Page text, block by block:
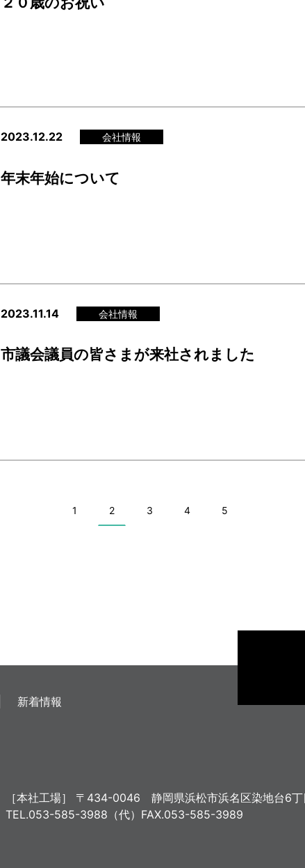
2023.12.22 会社情報
年末年始について
2023.11.14 会社情報
市議会議員の皆さまが来社されました
1 2 3 4 5
新着情報
［本社工場］ 〒434-0046静岡県浜松市浜名区染地台6
TEL.053-585-3988（代） FAX.053-585-3989